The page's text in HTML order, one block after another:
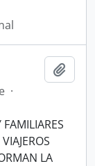
·
LA